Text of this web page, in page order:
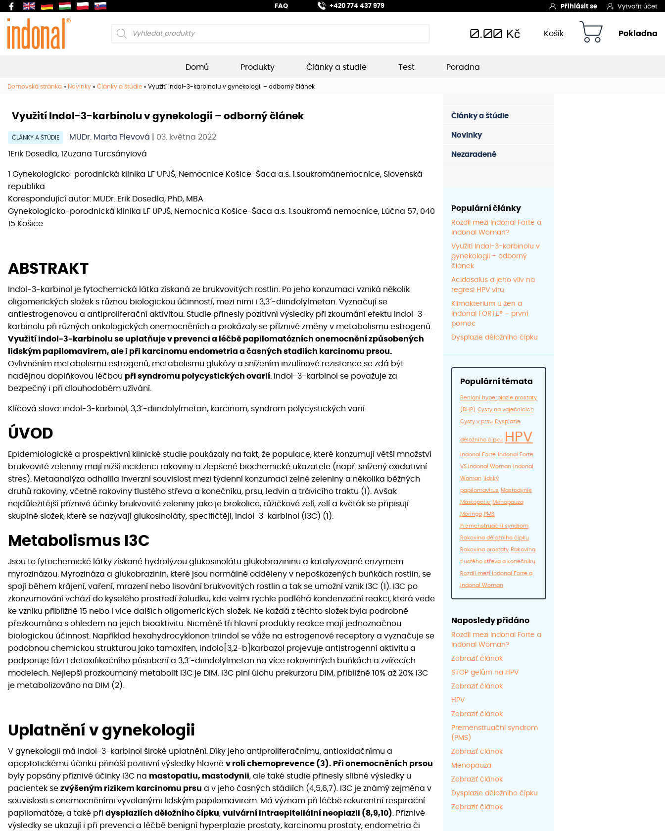
FAQ +420 774 437 979 Přihlásit se Vytvořit účet
Products
0.00 Kč Košík Pokladna
Domů Produkty Články a studie Test Poradna
Domovská stránka » Novinky » Články a štúdie » Využití Indol-3-karbinolu v gynekologii – odborný článek
Využití Indol-3-karbinolu v gynekologii – odborný článek
ČLÁNKY A ŠTÚDIE MUDr. Marta Plevová 03. května 2022
1Erik Dosedla, 1Zuzana Turcsányiová
1 Gynekologicko-porodnická klinika LF UPJŠ, Nemocnice Košice-Šaca a.s. 1.soukrománemocnice, Slovenská
republika
Korespondující autor: MUDr. Erik Dosedla, PhD, MBA
Gynekologicko-porodnická klinika LF UPJŠ, Nemocnica Košice-Šaca a.s. 1.soukromá nemocnice, Lúčna 57, 040
15 Košice
ABSTRAKT
Indol-3-karbinol je fytochemická látka získaná ze brukvovitých rostlin. Po jeho konzumaci vzniká několik
oligomerických složek s různou biologickou účinností, mezi nimi i 3,3´-diindolylmetan. Vyznačují se
antiestrogenovou a antiproliferační aktivitou. Studie přinesly pozitivní výsledky při zkoumání efektu indol-3-
karbinolu při různých onkologických onemocněních a prokázaly se příznivé změny v metabolismu estrogenů.
Využití indol-3-karbinolu se uplatňuje v prevenci a léčbě papilomatózních onemocnění způsobených
lidským papilomavirem, ale i při karcinomu endometria a časných stadiích karcinomu prsou.
Ovlivněním metabolismu estrogenů, metabolismu glukózy a snížením inzulínové rezistence se zdá být
nadějnou doplňkovou léčbou při syndromu polycystických ovarií. Indol-3-karbinol se považuje za
bezpečný i při dlouhodobém užívání.
Klíčová slova: indol-3-karbinol, 3,3´-diindolylmetan, karcinom, syndrom polycystických varií.
ÚVOD
Epidemiologické a prospektivní klinické studie poukázaly na fakt, že populace, které konzumují větší množství
brukvovité zeleniny mají nižší incidenci rakoviny a zlepšené biochemické ukazatele (např. snížený oxidativní
stres). Metaanalýza odhalila inverzní souvislost mezi týdenní konzumací zelné zeleniny a několika běžných
druhů rakoviny, včetně rakoviny tlustého střeva a konečníku, prsu, ledvin a trávicího traktu (1). Avšak
nejdůležitější příznivé účinky brukvovité zeleniny jako je brokolice, růžičkové zelí, zelí a květák se připisují
skupině složek, které se nazývají glukosinoláty, specifičtěji, indol-3-karbinol (I3C) (1).
Metabolismus I3C
Jsou to fytochemické látky získané hydrolýzou glukosinolátu glukobrazininu a katalyzované enzymem
myrozinázou. Myrozináza a glukobrazinin, které jsou normálně odděleny v nepoškozených buňkách rostlin, se
spojí během krájení, vaření, mrazení nebo lisování brukvovitých rostlin a tak se umožní vznik I3C (1). I3C po
zkonzumování vchází do kyselého prostředí žaludku, kde velmi rychle podléhá kondenzační reakci, která vede
ke vzniku přibližně 15 nebo i více dalších oligomerických složek. Ne každá z těchto složek byla podrobně
přezkoumána s ohledem na jejich bioaktivitu. Nicméně tři hlavní produkty reakce mají jednoznačnou
biologickou účinnost. Například hexahydrocyklonon triindol se váže na estrogenové receptory a vyznačuje se
podobnou chemickou strukturou jako tamoxifen, indolo[3,2-b]karbazol projevuje antistrogenní aktivitu a
podporuje fázi I detoxifikačního působení a 3,3´-diindolylmetan na více rakovinných buňkách a zvířecích
modelech. Nejlepší prozkoumaný metabolit I3C je DIM. I3C plní úlohu prekurzoru DIM, přibližně 10% až 20% I3C
je metabolizováno na DIM (2).
Uplatnění v gynekologii
V gynekologii má indol-3-karbinol široké uplatnění. Díky jeho antiproliferačnímu, antioxidačnímu a
apoptotickému účinku přináší pozitivní výsledky hlavně v roli chemoprevence (3). Při onemocněních prsou
byly popsány příznivé účinky I3C na mastopatiu, mastodynii, ale také studie přinesly slibné výsledky u
pacientek se zvýšeným rizikem karcinomu prsu a v jeho časných stádiích (4,5,6,7). I3C je známý zejména v
souvislosti s onemocněními vyvolanými lidským papilomavirem. Má význam při léčbě rekurentní respirační
papilomatóze, a také při dysplaziích děložního čípku, vulvární intraepiteliální neoplazii (8,9,10). Příznivé
výsledky se ukazují i ​​při prevenci a léčbě benigní hyperplazie prostaty, karcinomu prostaty, endometria či
Články a štúdie
Novinky
Nezaradené
Populární články
Rozdíl mezi Indonal Forte a
Indonal Woman?
Využití Indol-3-karbinolu v
gynekologii – odborný
článek
Acidosalus a jeho vliv na
regresi HPV viru
Klimakterium u žen a
Indonal FORTE® – první
pomoc
Dysplazie děložního čípku
Populární témata
Benigní hyperplazie prostaty
(BHP) Cysty na vaječnících
Cysty v prsu Dysplazie
děložního čípku HPV
Indonal Forte Indonal Forte
VS Indonal Woman Indonal
Woman lidský
papilomavirus Mastodynie
Mastopatie Menopauza
Moringa PMS
Premenstruační syndrom
Rakovina děložního čípku
Rakovina prostaty Rakovina
tlustého střeva a konečníku
Rozdíl mezi Indonal Forte a
Indonal Woman
Naposledy přidáno
Rozdíl mezi Indonal Forte a
Indonal Woman?
Zobraziť článok
STOP gelům na HPV
Zobraziť článok
HPV
Zobraziť článok
Premenstruační syndrom
(PMS)
Zobraziť článok
Menopauza
Zobraziť článok
Dysplazie děložního čípku
Zobraziť článok